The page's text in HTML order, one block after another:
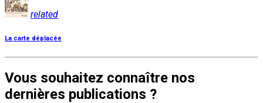
related
La carte déplacée
Vous souhaitez connaître nos
dernières publications ?